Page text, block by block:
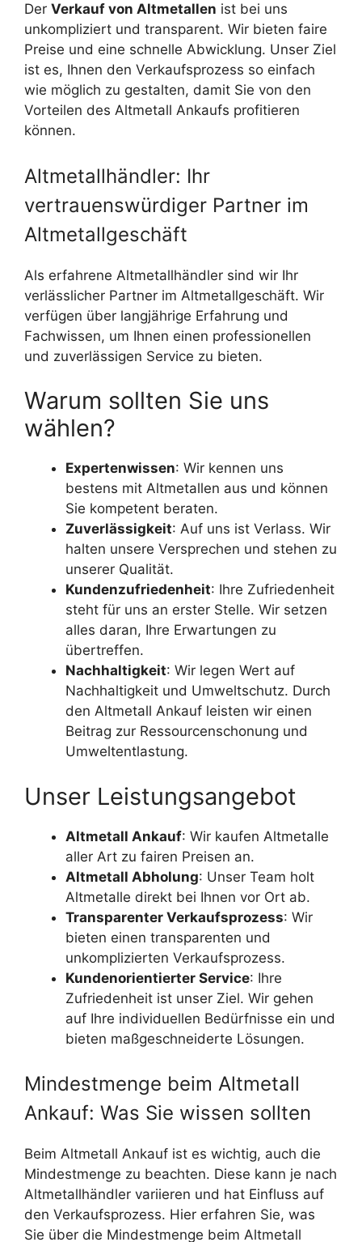
Der Verkauf von Altmetallen ist bei uns
unkompliziert und transparent. Wir bieten faire
Preise und eine schnelle Abwicklung. Unser Ziel
ist es, Ihnen den Verkaufsprozess so einfach
wie möglich zu gestalten, damit Sie von den
Vorteilen des Altmetall Ankaufs profitieren
können.
Altmetallhändler: Ihr
vertrauenswürdiger Partner im
Altmetallgeschäft
Als erfahrene Altmetallhändler sind wir Ihr
verlässlicher Partner im Altmetallgeschäft. Wir
verfügen über langjährige Erfahrung und
Fachwissen, um Ihnen einen professionellen
und zuverlässigen Service zu bieten.
Warum sollten Sie uns
wählen?
Expertenwissen: Wir kennen uns
bestens mit Altmetallen aus und können
Sie kompetent beraten.
Zuverlässigkeit: Auf uns ist Verlass. Wir
halten unsere Versprechen und stehen zu
unserer Qualität.
Kundenzufriedenheit: Ihre Zufriedenheit
steht für uns an erster Stelle. Wir setzen
alles daran, Ihre Erwartungen zu
übertreffen.
Nachhaltigkeit: Wir legen Wert auf
Nachhaltigkeit und Umweltschutz. Durch
den Altmetall Ankauf leisten wir einen
Beitrag zur Ressourcenschonung und
Umweltentlastung.
Unser Leistungsangebot
Altmetall Ankauf: Wir kaufen Altmetalle
aller Art zu fairen Preisen an.
Altmetall Abholung: Unser Team holt
Altmetalle direkt bei Ihnen vor Ort ab.
Transparenter Verkaufsprozess: Wir
bieten einen transparenten und
unkomplizierten Verkaufsprozess.
Kundenorientierter Service: Ihre
Zufriedenheit ist unser Ziel. Wir gehen
auf Ihre individuellen Bedürfnisse ein und
bieten maßgeschneiderte Lösungen.
Mindestmenge beim Altmetall
Ankauf: Was Sie wissen sollten
Beim Altmetall Ankauf ist es wichtig, auch die
Mindestmenge zu beachten. Diese kann je nach
Altmetallhändler variieren und hat Einfluss auf
den Verkaufsprozess. Hier erfahren Sie, was
Sie über die Mindestmenge beim Altmetall